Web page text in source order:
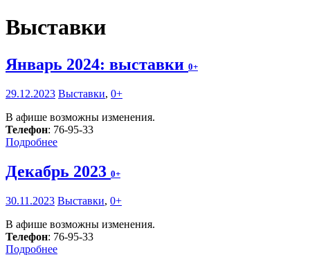
Выставки
Январь 2024: выставки 0+
29.12.2023 Выставки, 0+
В афише возможны изменения.
Телефон: 76-95-33
Подробнее
Декабрь 2023 0+
30.11.2023 Выставки, 0+
В афише возможны изменения.
Телефон: 76-95-33
Подробнее